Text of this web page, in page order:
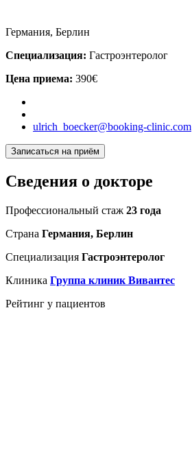
Германия, Берлин
Специализация: Гастроэнтеролог
Цена приема: 390€
ulrich_boecker@booking-clinic.com
Записаться на приём
Сведения о докторе
Профессиональный стаж 23 года
Страна Германия, Берлин
Специализация Гастроэнтеролог
Клиника Группа клиник Вивантес
Рейтинг у пациентов